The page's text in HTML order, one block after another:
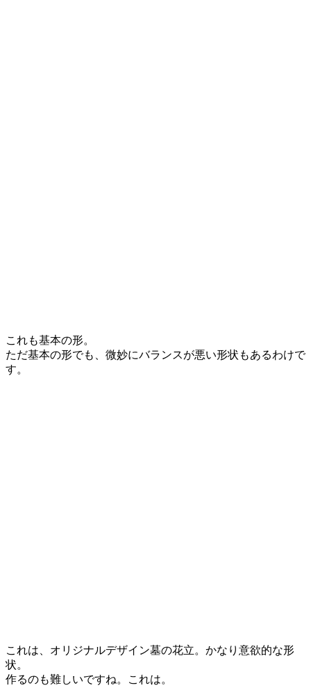
これも基本の形。
ただ基本の形でも、微妙にバランスが悪い形状もあるわけで
す。
これは、オリジナルデザイン墓の花立。かなり意欲的な形
状。
作るのも難しいですね。これは。